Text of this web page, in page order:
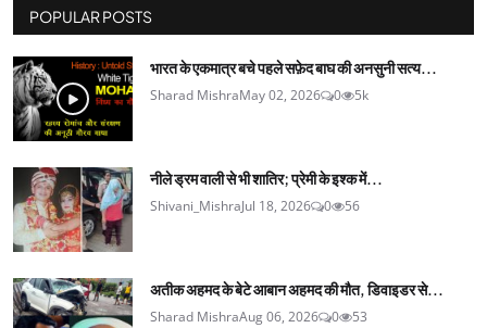
POPULAR POSTS
भारत के एकमात्र बचे पहले सफ़ेद बाघ की अनसुनी सत्य...
Sharad MishraMay 02, 2026 0 5k
नीले ड्रम वाली से भी शातिर; प्रेमी के इश्‍क में...
Shivani_MishraJul 18, 2026 0 56
अतीक अहमद के बेटे आबान अहमद की मौत, डिवाइडर से...
Sharad MishraAug 06, 2026 0 53